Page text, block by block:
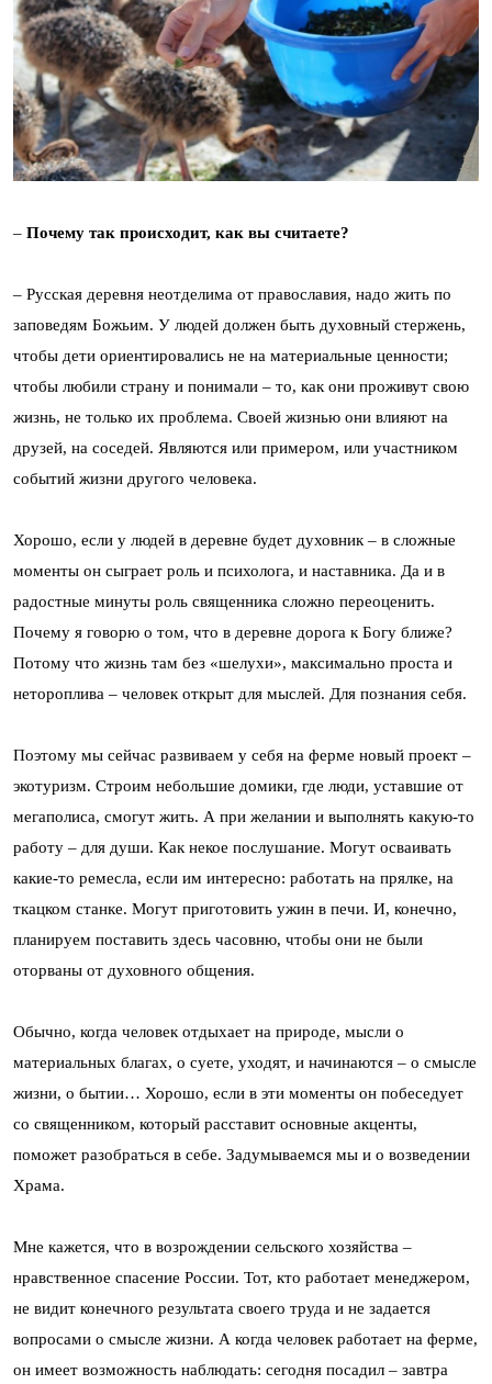
– Почему так происходит, как вы считаете?
– Русская деревня неотделима от православия, надо жить по
заповедям Божьим. У людей должен быть духовный стержень,
чтобы дети ориентировались не на материальные ценности;
чтобы любили страну и понимали – то, как они проживут свою
жизнь, не только их проблема. Своей жизнью они влияют на
друзей, на соседей. Являются или примером, или участником
событий жизни другого человека.
Хорошо, если у людей в деревне будет духовник – в сложные
моменты он сыграет роль и психолога, и наставника. Да и в
радостные минуты роль священника сложно переоценить.
Почему я говорю о том, что в деревне дорога к Богу ближе?
Потому что жизнь там без «шелухи», максимально проста и
нетороплива – человек открыт для мыслей. Для познания себя.
Поэтому мы сейчас развиваем у себя на ферме новый проект –
экотуризм. Строим небольшие домики, где люди, уставшие от
мегаполиса, смогут жить. А при желании и выполнять какую-то
работу – для души. Как некое послушание. Могут осваивать
какие-то ремесла, если им интересно: работать на прялке, на
ткацком станке. Могут приготовить ужин в печи. И, конечно,
планируем поставить здесь часовню, чтобы они не были
оторваны от духовного общения.
Обычно, когда человек отдыхает на природе, мысли о
материальных благах, о суете, уходят, и начинаются – о смысле
жизни, о бытии… Хорошо, если в эти моменты он побеседует
со священником, который расставит основные акценты,
поможет разобраться в себе. Задумываемся мы и о возведении
Храма.
Мне кажется, что в возрождении сельского хозяйства –
нравственное спасение России. Тот, кто работает менеджером,
не видит конечного результата своего труда и не задается
вопросами о смысле жизни. А когда человек работает на ферме,
он имеет возможность наблюдать: сегодня посадил – завтра